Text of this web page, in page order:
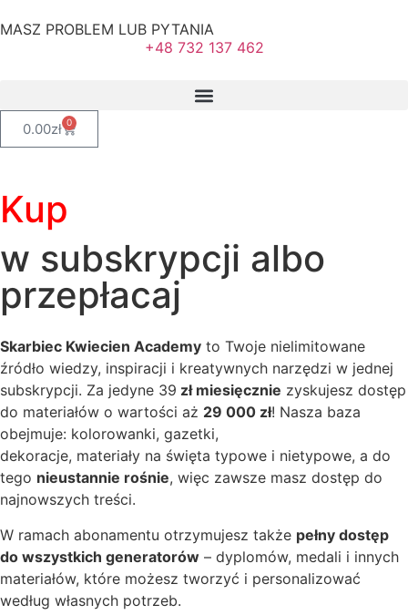
MASZ PROBLEM LUB PYTANIA
+48 732 137 462
0.00zł 0
Kup
w subskrypcji albo
przepłacaj
Skarbiec Kwiecien Academy to Twoje nielimitowane
źródło wiedzy, inspiracji i kreatywnych narzędzi w jednej
subskrypcji. Za jedyne 39 zł miesięcznie zyskujesz dostęp
do materiałów o wartości aż 29 000 zł! Nasza baza
obejmuje: kolorowanki, gazetki,
dekoracje, materiały na święta typowe i nietypowe, a do
tego nieustannie rośnie, więc zawsze masz dostęp do
najnowszych treści.
W ramach abonamentu otrzymujesz także pełny dostęp
do wszystkich generatorów – dyplomów, medali i innych
materiałów, które możesz tworzyć i personalizować
według własnych potrzeb.